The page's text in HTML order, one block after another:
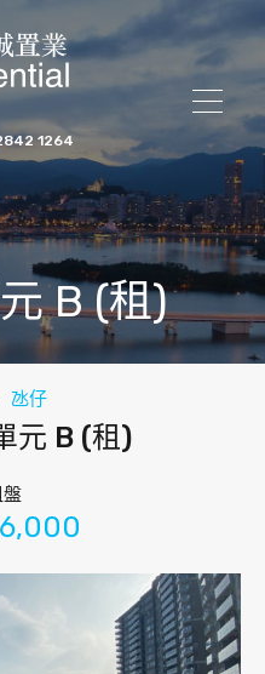
1264
B (租)
氹仔
元 B (租)
盤